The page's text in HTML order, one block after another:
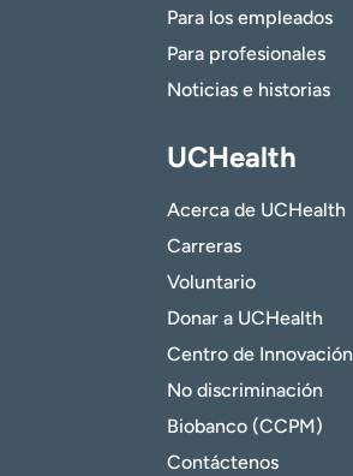
Para los empleados
Para profesionales
Noticias e historias
UCHealth
Acerca de UCHealth
Carreras
Voluntario
Donar a UCHealth
Centro de Innovación
No discriminación
Biobanco (CCPM)
Contáctenos